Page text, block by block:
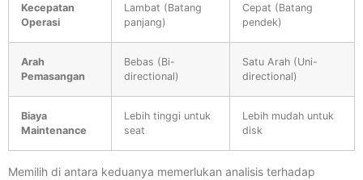
Kecepatan
Operasi
Lambat (Batang
panjang)
Cepat (Batang
pendek)
Arah
Pemasangan
Bebas (Bi-
directional)
Satu Arah (Uni-
directional)
Biaya
Maintenance
Lebih tinggi untuk
seat
Lebih mudah untuk
disk
Memilih di antara keduanya memerlukan analisis terhadap